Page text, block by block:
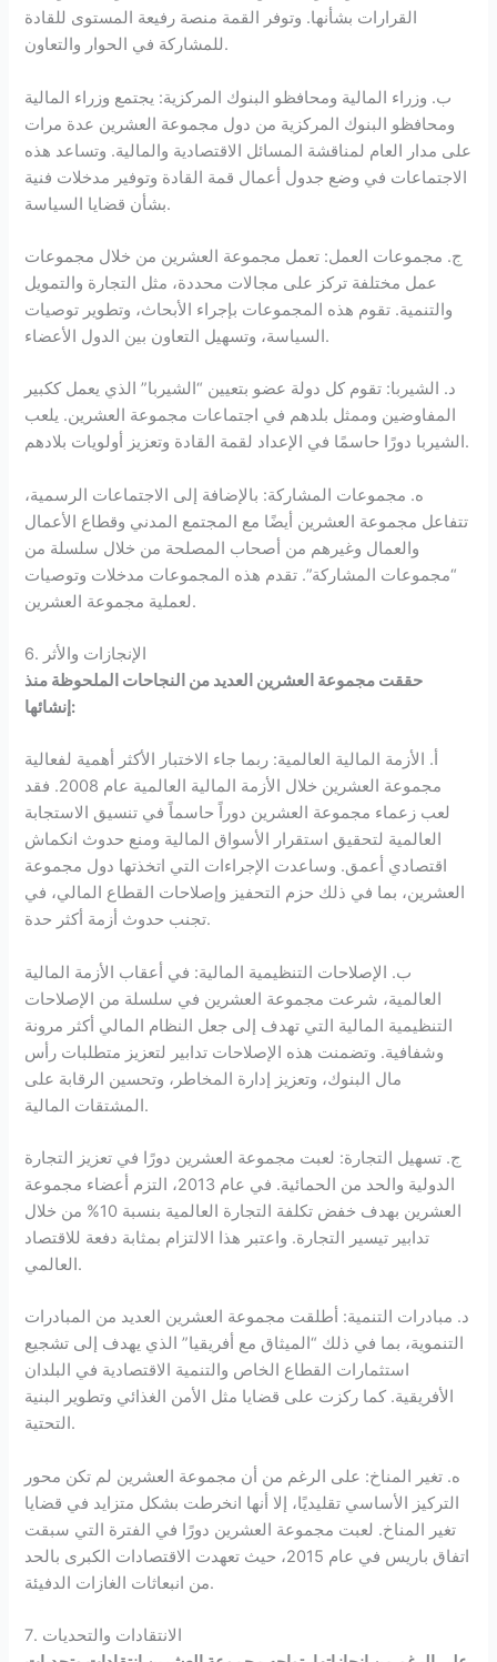
القرارات بشأنها. وتوفر القمة منصة رفيعة المستوى للقادة
للمشاركة في الحوار والتعاون.
ب. وزراء المالية ومحافظو البنوك المركزية: يجتمع وزراء المالية
ومحافظو البنوك المركزية من دول مجموعة العشرين عدة مرات
على مدار العام لمناقشة المسائل الاقتصادية والمالية. وتساعد هذه
الاجتماعات في وضع جدول أعمال قمة القادة وتوفير مدخلات فنية
بشأن قضايا السياسة.
ج. مجموعات العمل: تعمل مجموعة العشرين من خلال مجموعات
عمل مختلفة تركز على مجالات محددة، مثل التجارة والتمويل
والتنمية. تقوم هذه المجموعات بإجراء الأبحاث، وتطوير توصيات
السياسة، وتسهيل التعاون بين الدول الأعضاء.
د. الشيربا: تقوم كل دولة عضو بتعيين “الشيربا” الذي يعمل ككبير
المفاوضين وممثل بلدهم في اجتماعات مجموعة العشرين. يلعب
الشيربا دورًا حاسمًا في الإعداد لقمة القادة وتعزيز أولويات بلادهم.
ه. مجموعات المشاركة: بالإضافة إلى الاجتماعات الرسمية،
تتفاعل مجموعة العشرين أيضًا مع المجتمع المدني وقطاع الأعمال
والعمال وغيرهم من أصحاب المصلحة من خلال سلسلة من
“مجموعات المشاركة”. تقدم هذه المجموعات مدخلات وتوصيات
لعملية مجموعة العشرين.
6. الإنجازات والأثر
حققت مجموعة العشرين العديد من النجاحات الملحوظة منذ
إنشائها:
أ. الأزمة المالية العالمية: ربما جاء الاختبار الأكثر أهمية لفعالية
مجموعة العشرين خلال الأزمة المالية العالمية عام 2008. فقد
لعب زعماء مجموعة العشرين دوراً حاسماً في تنسيق الاستجابة
العالمية لتحقيق استقرار الأسواق المالية ومنع حدوث انكماش
اقتصادي أعمق. وساعدت الإجراءات التي اتخذتها دول مجموعة
العشرين، بما في ذلك حزم التحفيز وإصلاحات القطاع المالي، في
تجنب حدوث أزمة أكثر حدة.
ب. الإصلاحات التنظيمية المالية: في أعقاب الأزمة المالية
العالمية، شرعت مجموعة العشرين في سلسلة من الإصلاحات
التنظيمية المالية التي تهدف إلى جعل النظام المالي أكثر مرونة
وشفافية. وتضمنت هذه الإصلاحات تدابير لتعزيز متطلبات رأس
مال البنوك، وتعزيز إدارة المخاطر، وتحسين الرقابة على
المشتقات المالية.
ج. تسهيل التجارة: لعبت مجموعة العشرين دورًا في تعزيز التجارة
الدولية والحد من الحمائية. في عام 2013، التزم أعضاء مجموعة
العشرين بهدف خفض تكلفة التجارة العالمية بنسبة 10% من خلال
تدابير تيسير التجارة. واعتبر هذا الالتزام بمثابة دفعة للاقتصاد
العالمي.
د. مبادرات التنمية: أطلقت مجموعة العشرين العديد من المبادرات
التنموية، بما في ذلك “الميثاق مع أفريقيا” الذي يهدف إلى تشجيع
استثمارات القطاع الخاص والتنمية الاقتصادية في البلدان
الأفريقية. كما ركزت على قضايا مثل الأمن الغذائي وتطوير البنية
التحتية.
ه. تغير المناخ: على الرغم من أن مجموعة العشرين لم تكن محور
التركيز الأساسي تقليديًا، إلا أنها انخرطت بشكل متزايد في قضايا
تغير المناخ. لعبت مجموعة العشرين دورًا في الفترة التي سبقت
اتفاق باريس في عام 2015، حيث تعهدت الاقتصادات الكبرى بالحد
من انبعاثات الغازات الدفيئة.
7. الانتقادات والتحديات